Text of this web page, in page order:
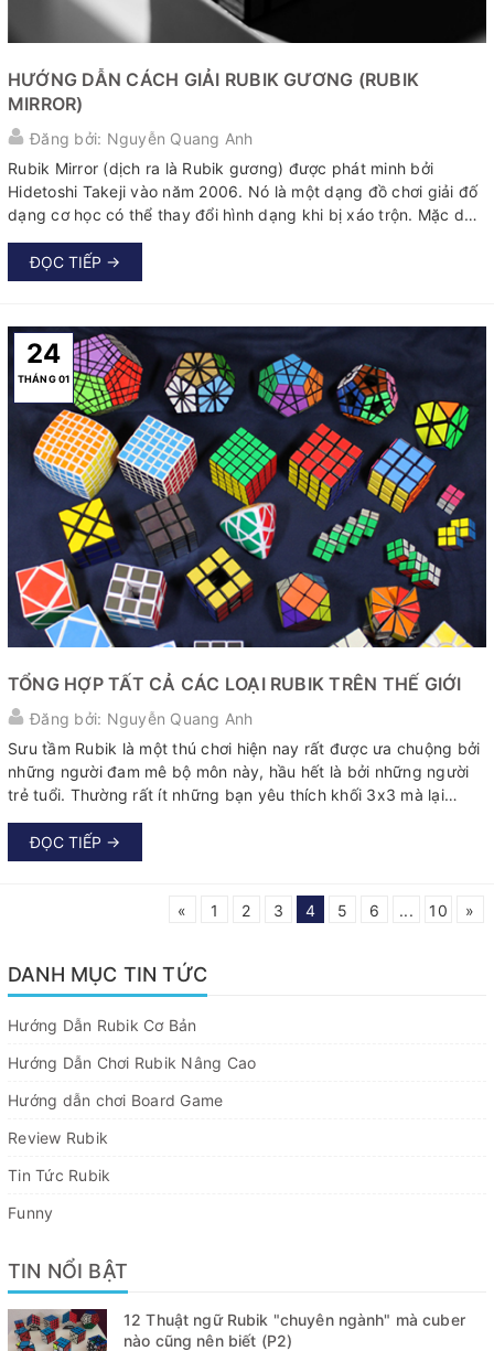
HƯỚNG DẪN CÁCH GIẢI RUBIK GƯƠNG (RUBIK
MIRROR)
Đăng bởi: Nguyễn Quang Anh
Rubik Mirror (dịch ra là Rubik gương) được phát minh bởi
Hidetoshi Takeji vào năm 2006. Nó là một dạng đồ chơi giải đố
dạng cơ học có thể thay đổi hình dạng khi bị xáo trộn. Mặc dù
có hình dạng khối vuông nhưng Rubik gương khác với 3x3x3
cổ điển ở chỗ tất cả các mảnh đều cùng màu và được xác định
bằng hình dáng...
ĐỌC TIẾP →
24
THÁNG 01
TỔNG HỢP TẤT CẢ CÁC LOẠI RUBIK TRÊN THẾ GIỚI
Đăng bởi: Nguyễn Quang Anh
Sưu tầm Rubik là một thú chơi hiện nay rất được ưa chuộng bởi
những người đam mê bộ môn này, hầu hết là bởi những người
trẻ tuổi. Thường rất ít những bạn yêu thích khối 3x3 mà lại
khác trong phòng...
ĐỌC TIẾP →
« 1 2 3 4 5 6 ... 10 »
DANH MỤC TIN TỨC
Hướng Dẫn Rubik Cơ Bản
Hướng Dẫn Chơi Rubik Nâng Cao
Hướng dẫn chơi Board Game
Review Rubik
Tin Tức Rubik
Funny
TIN NỔI BẬT
12 Thuật ngữ Rubik "chuyên ngành" mà cuber
nào cũng nên biết (P2)